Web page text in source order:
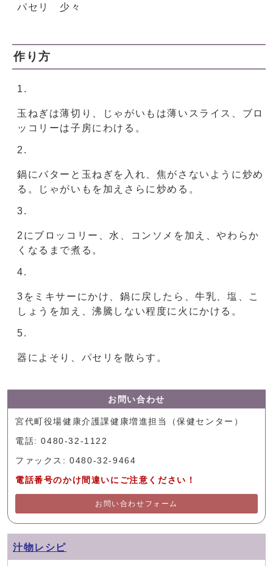
パセリ 少々
作り方
玉ねぎは薄切り、じゃがいもは薄いスライス、ブロ
ッコリーは子房にわける。
鍋にバターと玉ねぎを入れ、焦がさないように炒め
る。じゃがいもを加えさらに炒める。
2にブロッコリー、水、コンソメを加え、やわらか
くなるまで煮る。
3をミキサーにかけ、鍋に戻したら、牛乳、塩、こ
しょうを加え、沸騰しない程度に火にかける。
器によそり、パセリを散らす。
お問い合わせ
宮代町役場健康介護課健康増進担当（保健センター）
電話: 0480-32-1122
ファックス: 0480-32-9464
電話番号のかけ間違いにご注意ください！
お問い合わせフォーム
汁物レシピ